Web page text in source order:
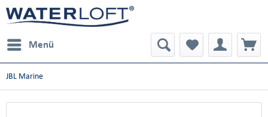
Menü
JBL Marine